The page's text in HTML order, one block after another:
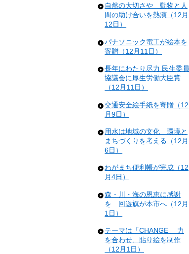
自然の大切さや 動物と人
間の助け合いを熱演（12月
12日）
パナソニック電工が絵本を
寄贈（12月11日）
長年にわたり尽力 民生委員
協議会に厚生労働大臣賞
（12月11日）
交通安全絵手紙を寄贈（12
月9日）
用水は地域の文化 環境と
まちづくりを考える（12月
6日）
わがまち便利帳が完成（12
月4日）
森・川・海の恩恵に感謝
を 回遊旗が本市へ（12月
1日）
テーマは「CHANGE」 力
を合わせ、貼り絵を制作
（12月1日）